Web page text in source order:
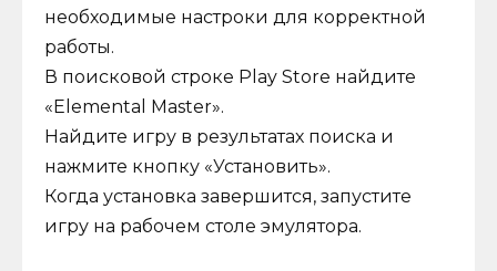
необходимые настроки для корректной
работы.
В поисковой строке Play Store найдите
«Elemental Master».
Найдите игру в результатах поиска и
нажмите кнопку «Установить».
Когда установка завершится, запустите
игру на рабочем столе эмулятора.